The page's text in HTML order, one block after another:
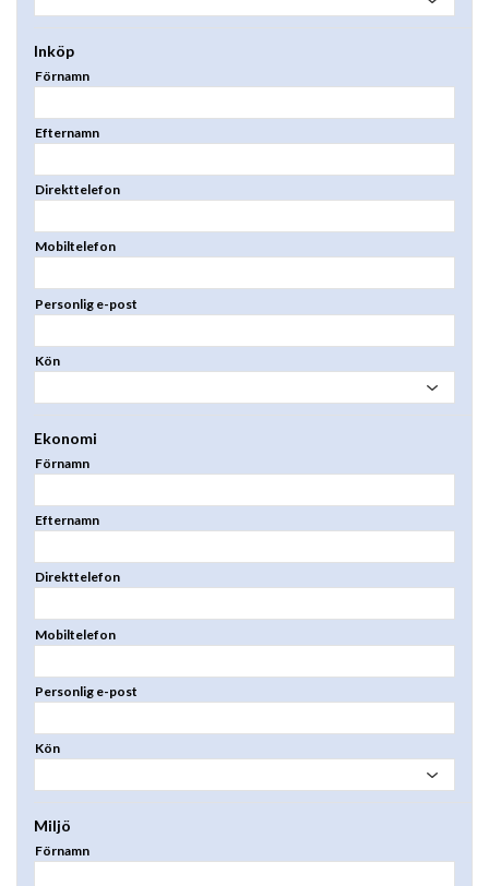
Inköp
Förnamn
Efternamn
Direkttelefon
Mobiltelefon
Personlig e-post
Kön
Ekonomi
Förnamn
Efternamn
Direkttelefon
Mobiltelefon
Personlig e-post
Kön
Miljö
Förnamn